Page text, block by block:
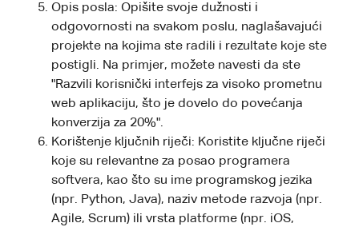
Opis posla: Opišite svoje dužnosti i
odgovornosti na svakom poslu, naglašavajući
projekte na kojima ste radili i rezultate koje ste
postigli. Na primjer, možete navesti da ste
"Razvili korisnički interfejs za visoko prometnu
web aplikaciju, što je dovelo do povećanja
konverzija za 20%".
Korištenje ključnih riječi: Koristite ključne riječi
koje su relevantne za posao programera
softvera, kao što su ime programskog jezika
(npr. Python, Java), naziv metode razvoja (npr.
Agile, Scrum) ili vrsta platforme (npr. iOS,